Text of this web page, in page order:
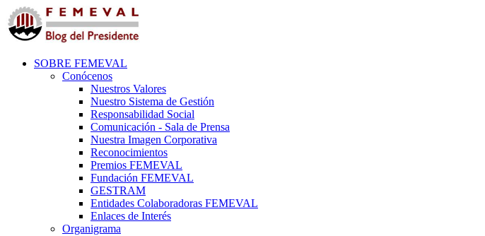
SOBRE FEMEVAL
Conócenos
Nuestros Valores
Nuestro Sistema de Gestión
Responsabilidad Social
Comunicación - Sala de Prensa
Nuestra Imagen Corporativa
Reconocimientos
Premios FEMEVAL
Fundación FEMEVAL
GESTRAM
Entidades Colaboradoras FEMEVAL
Enlaces de Interés
Organigrama